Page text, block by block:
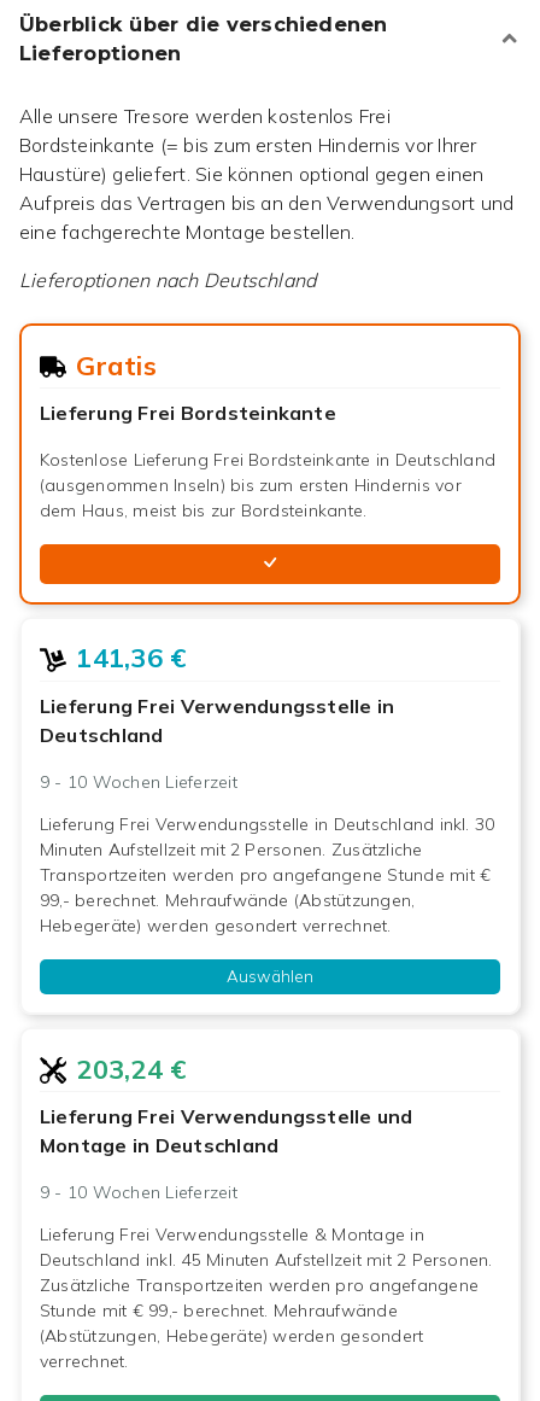
Überblick über die verschiedenen
Lieferoptionen
Alle unsere Tresore werden kostenlos Frei
Bordsteinkante (= bis zum ersten Hindernis vor Ihrer
Haustüre) geliefert. Sie können optional gegen einen
Aufpreis das Vertragen bis an den Verwendungsort und
eine fachgerechte Montage bestellen.
Lieferoptionen nach Deutschland
Gratis
Lieferung Frei Bordsteinkante
Kostenlose Lieferung Frei Bordsteinkante in Deutschland
(ausgenommen Inseln) bis zum ersten Hindernis vor
dem Haus, meist bis zur Bordsteinkante.
141,36 €
Lieferung Frei Verwendungsstelle in
Deutschland
9 - 10 Wochen Lieferzeit
Lieferung Frei Verwendungsstelle in Deutschland inkl. 30
Minuten Aufstellzeit mit 2 Personen. Zusätzliche
Transportzeiten werden pro angefangene Stunde mit €
99,- berechnet. Mehraufwände (Abstützungen,
Hebegeräte) werden gesondert verrechnet.
Auswählen
203,24 €
Lieferung Frei Verwendungsstelle und
Montage in Deutschland
9 - 10 Wochen Lieferzeit
Lieferung Frei Verwendungsstelle & Montage in
Deutschland inkl. 45 Minuten Aufstellzeit mit 2 Personen.
Zusätzliche Transportzeiten werden pro angefangene
Stunde mit € 99,- berechnet. Mehraufwände
(Abstützungen, Hebegeräte) werden gesondert
verrechnet.